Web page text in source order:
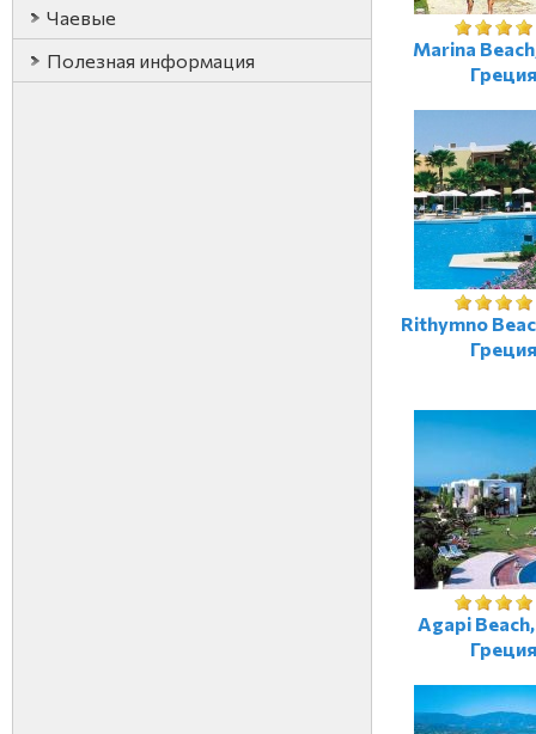
Чаевые
Полезная информация
Marina
Греция
Rithymno
Греция
Agapi
Греция